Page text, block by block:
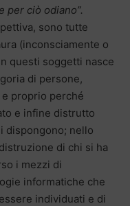
per ciò odiano”.
sono tutte
(inconsciamente o
questi soggetti nasce
di persone,
e proprio perché
e infine distrutto
dispongono; nello
di chi si ha
i mezzi di
informatiche che
individuati e di